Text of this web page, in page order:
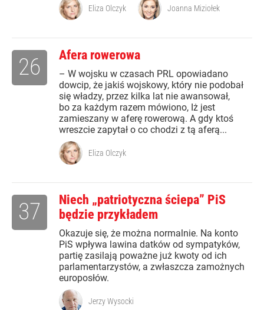
Eliza Olczyk Joanna Miziołek
Afera rowerowa
– W wojsku w czasach PRL opowiadano
dowcip, że jakiś wojskowy, który nie podobał
się władzy, przez kilka lat nie awansował,
bo za każdym razem mówiono, Iż jest
zamieszany w aferę rowerową. A gdy ktoś
wreszcie zapytał o co chodzi z tą aferą...
26
Eliza Olczyk
Niech „patriotyczna ściepa” PiS
będzie przykładem
Okazuje się, że można normalnie. Na konto
PiS wpływa lawina datków od sympatyków,
partię zasilają poważne już kwoty od ich
parlamentarzystów, a zwłaszcza zamożnych
europosłów.
37
Jerzy Wysocki